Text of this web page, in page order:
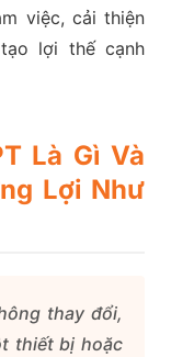
việc, cải thiện
lợi thế cạnh
Là Gì Và
Lợi Như
thay đổi,
thiết bị hoặc